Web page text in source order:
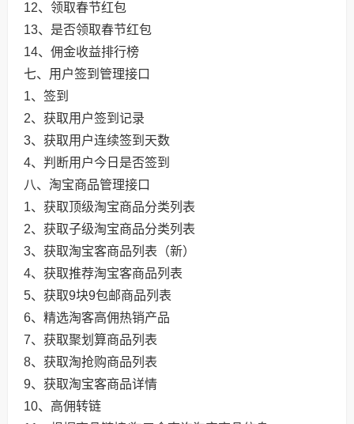
12、领取春节红包
13、是否领取春节红包
14、佣金收益排行榜
七、用户签到管理接口
1、签到
2、获取用户签到记录
3、获取用户连续签到天数
4、判断用户今日是否签到
八、淘宝商品管理接口
1、获取顶级淘宝商品分类列表
2、获取子级淘宝商品分类列表
3、获取淘宝客商品列表（新）
4、获取推荐淘宝客商品列表
5、获取9块9包邮商品列表
6、精选淘客高佣热销产品
7、获取聚划算商品列表
8、获取淘抢购商品列表
9、获取淘宝客商品详情
10、高佣转链